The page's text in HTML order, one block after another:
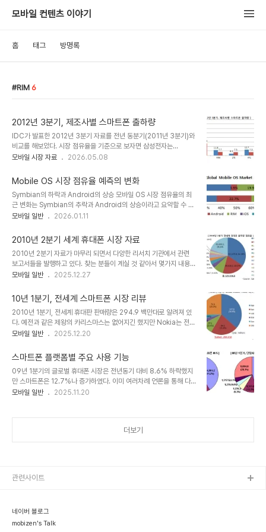
모바일 컨텐츠 이야기
홈 태그 방명록
RIM 6
2012년 3분기, 제조사별 스마트폰 출하량
IDC가 발표한 2012년 3분기 자료를 전년 동분기(2011년 3분기)와
비교를 해보았다. 시장 점유율을 기준으로 보자면 삼성전자는
22.72%에서 31.33%로 증가하였고 RIM은 9.54%에서 4.28%
력을 잃어버린 상태이다.2012년 3분기 시장을 간단하게 요약을 해보
자면 '삼성의 도약, RIM과 HTC의 몰락, ZTE의 등장' 으로 이야기
할 수 있겠다. '영원한 1위'일 줄 알았던 Nokia는 Top 5에 오르지도
못하는 굴욕을 맛 보았고 LG전자 역시 마찬가지 상황이다. 다행히 최
근 LG전자가 상승세를 보이고 있어 HTC를 밀어내고 Top 5로 다시
스(SA..
모바일 시장 자료 2026.05.08
Mobile OS 시장 점유율 예측의 변화
Symbian의 하락과 Android의 상승 모바일 OS 시장 점유율의 최
근 변화는 Symbian의 추락과 Android의 상승이라고 요약할 수 있
다. Symbian은 2009년 46.9%에서 2010년 37.6%로 끝없는
'강자'라고 인식하지 않는다. 반면에 Android는 3.9%에서 22.7%
로 급상승하여 Google의 위력을 증명하고 있다. iOS 역시 14.4%
에서 15.7%로 상승세를 유지하고 있다. 실제 스마트폰에서 발생되는
Traffic Share를 비교해 보면 출하량 기준의 Market Share와는
다소 상이한 현상을 보이고 있다. Android는 2010년 4월 5.9%에
모바일 일반 2026.01.11
2010년 2분기 세계 휴대폰 시장 자료
2010년 2분기 자료가 마무리 되면서 다양한 리서치 기관에서 관련
보고서들을 발행하고 있다. 찾는 분들이 계실 것 같아서 몇가지 내용들
을 정리해 보았다. 전반적인 Market Trend가 큰 이변이 없기 때문
Gartner 보고서에 의하면 2010년 2분기 전세계 휴대폰 출하량은
325.5 Million 대로 집계되었다. Nokia 34.24%, 삼성
20.07%, LG 9.02% 등을 차지하였다. 스마트폰만 만드는 RIM이
3.45%로 4위, Apple이 2.69%로 7위를 차지한 것이 눈에 띈다.
ABI Research 보고서는 Gartner 보고서에 비해서는 보수적인 집
모바일 일반 2025.12.27
10년 1분기, 전세계 스마트폰 시장 리뷰
2010년 1분기, 전세계 휴대판 판매량은 294.9 백만대로 알려져 있
다. 예전과 같은 제왕의 카리스마스는 없어지긴 했지만 Nokia는 전체
시장의 36.6%를 차지하여 여전히 1위를 유지하고 있으며, 2위
안에 들었던 Motorola는 이번에는 리스트에서 찾아 볼 수가 없게 되
었으며, 스마트폰만 제조하는 RIM이 전체 시장의 3.6%를 차지하며
4위에 들어가는 기염을 토했다. RIM이 스마트폰 시장에서의 지배력
이 높기는 했지만 전체 Top 5안에 들어간 것은 이번에 처음이다. 그
만큼 스마트폰이 전체 시장에서 차지하는 중요도가 높아지고 있다는
모바일 일반 2025.12.20
스마트폰 플랫폼별 주요 사용 기능
09년 1분기의 글로벌 휴대폰 시장은 전년동기 대비 8.6% 하락했지
만 스마트폰은 12.7%나 증가하였다. 이미 여러차례 언론을 통해 다
양한 수치가 소개되었지만 최근 Gartner의 1분기 스마트폰 보고서가
년동기 45.1%에서 41.2%로 하락하였다. 반면 RIM의 경우는
모바일 일반 2025.11.20
더보기
네이버 블로그
mobizen's Talk
관련사이트